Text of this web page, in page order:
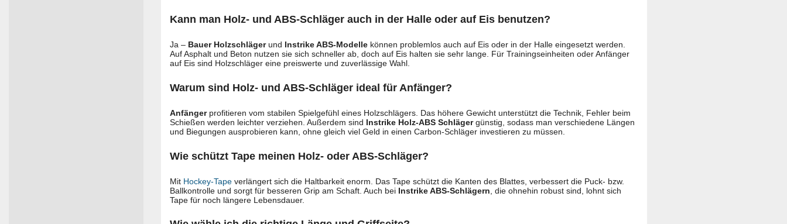
Kann man Holz- und ABS-Schläger auch in der Halle oder auf Eis benutzen?
Ja – Bauer Holzschlägerund Instrike ABS-Modelle können problemlos auch auf Eis oder in der Halle eingesetzt werden.
Auf Asphalt und Beton nutzen sie sich schneller ab, doch auf Eis halten sie sehr lange. Für Trainingseinheiten oder Anfänger
auf Eis sind Holzschläger eine preiswerte und zuverlässige Wahl.
Warum sind Holz- und ABS-Schläger ideal für Anfänger?
Anfängerprofitieren vom stabilen Spielgefühl eines Holzschlägers. Das höhere Gewicht unterstützt die Technik, Fehler beim
Schießen werden leichter verziehen. Außerdem sind Instrike Holz-ABS Schlägergünstig, sodass man verschiedene Längen
und Biegungen ausprobieren kann, ohne gleich viel Geld in einen Carbon-Schläger investieren zu müssen.
Wie schützt Tape meinen Holz- oder ABS-Schläger?
Mit Hockey-Tape verlängert sich die Haltbarkeit enorm. Das Tape schützt die Kanten des Blattes, verbessert die Puck- bzw.
Ballkontrolle und sorgt für besseren Grip am Schaft. Auch bei Instrike ABS-Schlägern , die ohnehin robust sind, lohnt sich
Tape für noch längere Lebensdauer.